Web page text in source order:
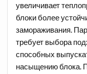
увеличивает
блоки более
замораживания.
требует выбора
способных
насыщению блока.